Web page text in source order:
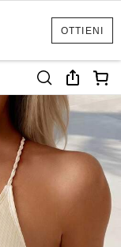
OTTIENI